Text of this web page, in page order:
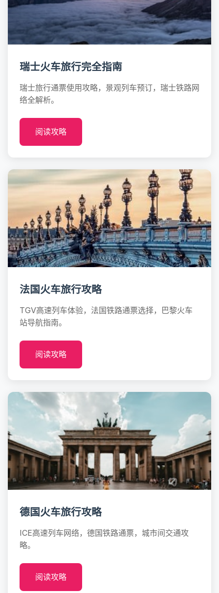
瑞士火车旅行完全指南
瑞士旅行通票使用攻略，景观列车预订，瑞士铁路网
络全解析。
阅读攻略
法国火车旅行攻略
TGV高速列车体验，法国铁路通票选择，巴黎火车
站导航指南。
阅读攻略
德国火车旅行攻略
ICE高速列车网络，德国铁路通票，城市间交通攻
略。
阅读攻略